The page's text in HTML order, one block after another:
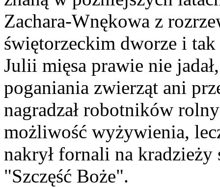
Zachara-Wnękowa z
świętorzeckim dworze i tak
Julii mięsa prawie nie
poganiania zwierząt ani
nagradzał robotników
możliwość wyżywienia,
nakrył fornali na
"Szczęść Boże".